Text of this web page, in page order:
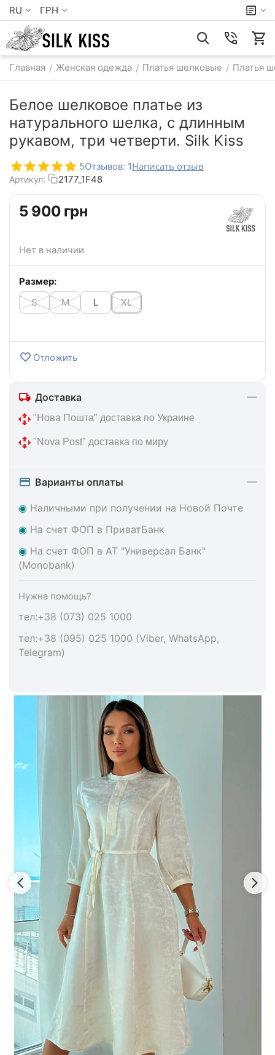
RU ГРН
Главная / Женская одежда / Платья шелковые / Платья
Белое шелковое платье из
натурального шелка, с длинным
рукавом, три четверти. Silk Kiss
5Отзывов: 1Написать отзыв
Артикул: 2177_1F48
‍5 900‍ грн
Нет в наличии
Размер:
S
M L XL
Отложить
Доставка
"Нова Пошта" доставка по Украине
"Nova Post" доставка по миру
Варианты оплаты
◉ Наличными при получении на Новой Почте
◉ На счет ФОП в ПриватБанк
◉ На счет ФОП в АТ "Универсал Банк"
(Monobank)
Нужна помощь?
тел:+38 (073) 025 1000
тел:+38 (095) 025 1000 (Viber, WhatsApp,
Telegram)